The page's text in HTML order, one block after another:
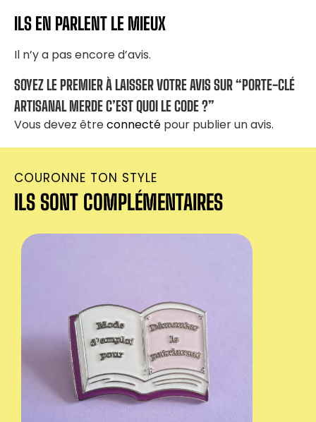
ILS EN PARLENT LE MIEUX
Il n’y a pas encore d’avis.
SOYEZ LE PREMIER À LAISSER VOTRE AVIS SUR “PORTE-CLÉ
ARTISANAL MERDE C’EST QUOI LE CODE ?”
Vous devez êtreconnecté pour publier un avis.
COURONNE TON STYLE
ILS SONT COMPLÉMENTAIRES